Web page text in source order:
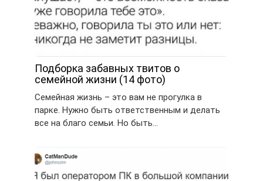
Подборка забавных твитов о
семейной жизни (14 фото)
Семейная жизнь – это вам не прогулка в
парке. Нужно быть ответственным и делать
все на благо семьи. Но быть…